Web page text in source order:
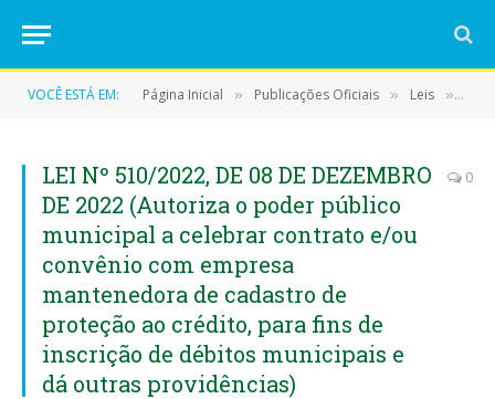
VOCÊ ESTÁ EM: Página Inicial » Publicações Oficiais » Leis »
LEI Nº 510/2022, DE 08 DE DEZEMBRO
DE 2022 (Autoriza o poder público
municipal a celebrar contrato e/ou
convênio com empresa
mantenedora de cadastro de
proteção ao crédito, para fins de
inscrição de débitos municipais e
dá outras providências)
0